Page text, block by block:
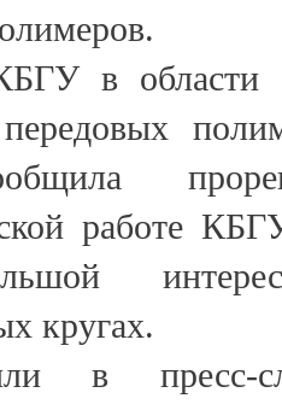
в области
передовых
работе
кругах.
в пресс-